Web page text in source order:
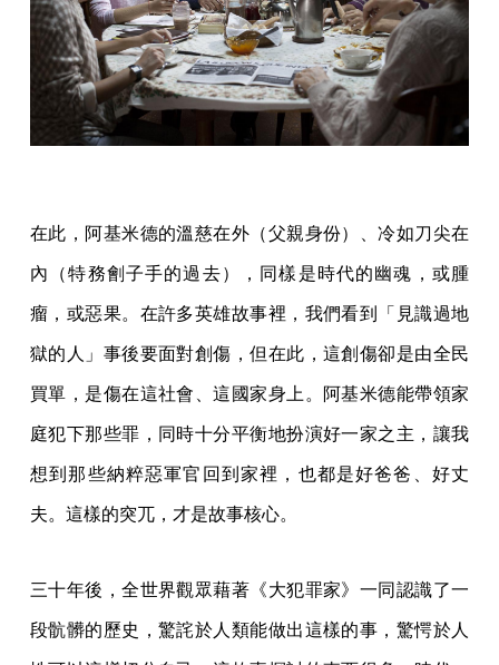
在此，阿基米德的溫慈在外（父親身份）、冷如刀尖在
內（特務劊子手的過去），同樣是時代的幽魂，或腫
瘤，或惡果。在許多英雄故事裡，我們看到「見識過地
獄的人」事後要面對創傷，但在此，這創傷卻是由全民
買單，是傷在這社會、這國家身上。阿基米德能帶領家
庭犯下那些罪，同時十分平衡地扮演好一家之主，讓我
想到那些納粹惡軍官回到家裡，也都是好爸爸、好丈
夫。這樣的突兀，才是故事核心。
三十年後，全世界觀眾藉著《大犯罪家》一同認識了一
段骯髒的歷史，驚詫於人類能做出這樣的事，驚愕於人